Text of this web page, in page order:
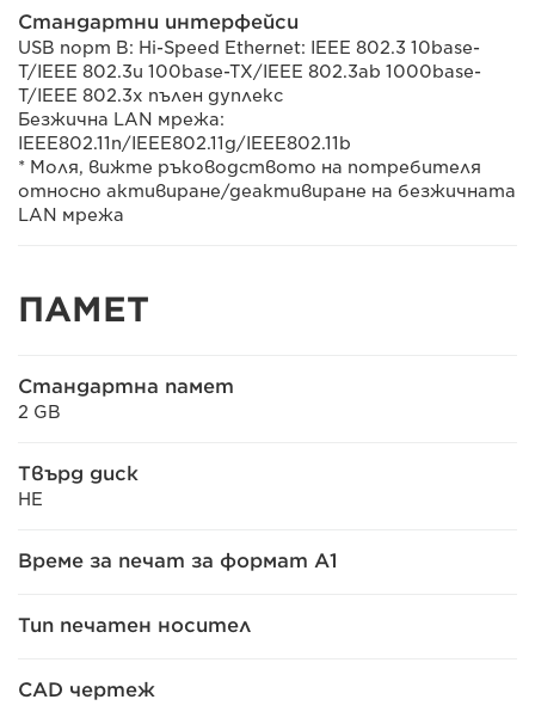
Стандартни интерфейси
USB порт B: Hi-Speed Ethernet: IEEE 802.3 10base-
T/IEEE 802.3u 100base-TX/IEEE 802.3ab 1000base-
T/IEEE 802.3x пълен дуплекс
Безжична LAN мрежа:
IEEE802.11n/IEEE802.11g/IEEE802.11b
* Моля, вижте ръководството на потребителя
относно активиране/деактивиране на безжичната
LAN мрежа
ПАМЕТ
Стандартна памет
2 GB
Твърд диск
НЕ
Време за печат за формат A1
Тип печатен носител
CAD чертеж